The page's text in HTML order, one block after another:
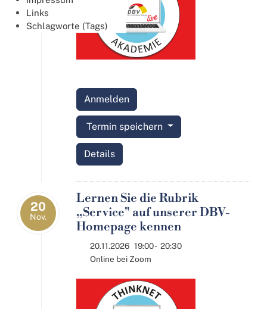
Links
Schlagworte (Tags)
Anmelden
Termin speichern
Details
20
Nov.
Lernen Sie die Rubrik
„Service" auf unserer DBV-
Homepage kennen
20.11.2026 19:00- 20:30
Online bei Zoom